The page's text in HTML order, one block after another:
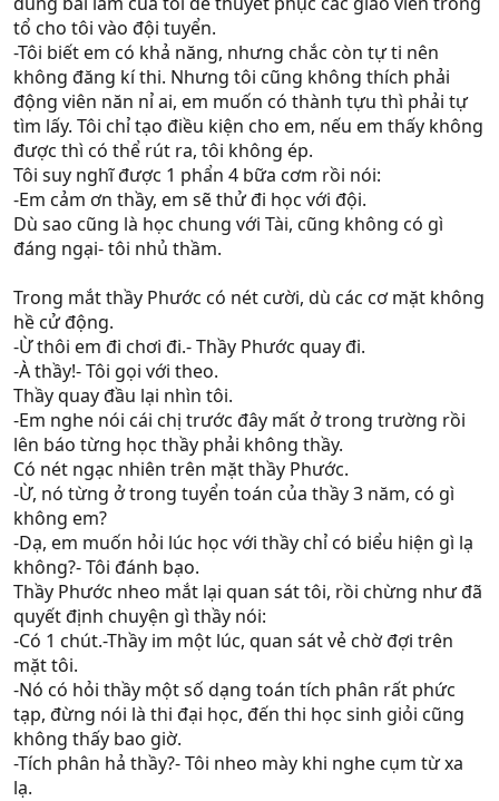
tổ cho tôi vào đội tuyển.
-Tôi biết em có khả năng, nhưng chắc còn tự ti nên
không đăng kí thi. Nhưng tôi cũng không thích phải
động viên năn nỉ ai, em muốn có thành tựu thì phải tự
tìm lấy. Tôi chỉ tạo điều kiện cho em, nếu em thấy không
được thì có thể rút ra, tôi không ép.
Tôi suy nghĩ được 1 phẩn 4 bữa cơm rồi nói:
-Em cảm ơn thầy, em sẽ thử đi học với đội.
Dù sao cũng là học chung với Tài, cũng không có gì
đáng ngại- tôi nhủ thầm.
Trong mắt thầy Phước có nét cười, dù các cơ mặt không
hề cử động.
-Ừ thôi em đi chơi đi.- Thầy Phước quay đi.
-À thầy!- Tôi gọi với theo.
Thầy quay đầu lại nhìn tôi.
-Em nghe nói cái chị trước đây mất ở trong trường rồi
lên báo từng học thầy phải không thầy.
Có nét ngạc nhiên trên mặt thầy Phước.
-Ừ, nó từng ở trong tuyển toán của thầy 3 năm, có gì
không em?
-Dạ, em muốn hỏi lúc học với thầy chỉ có biểu hiện gì lạ
không?- Tôi đánh bạo.
Thầy Phước nheo mắt lại quan sát tôi, rồi chừng như đã
quyết định chuyện gì thầy nói:
-Có 1 chút.-Thầy im một lúc, quan sát vẻ chờ đợi trên
mặt tôi.
-Nó có hỏi thầy một số dạng toán tích phân rất phức
tạp, đừng nói là thi đại học, đến thi học sinh giỏi cũng
không thấy bao giờ.
-Tích phân hả thầy?- Tôi nheo mày khi nghe cụm từ xa
lạ.